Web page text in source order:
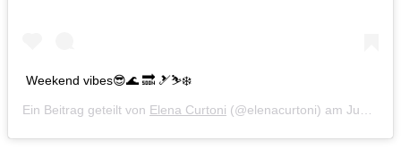
Weekend vibes😎🌊 🔜 🎿⛷❄️
Ein Beitrag geteilt von Elena Curtoni (@elenacurtoni) am Jun 24, 2019 um 4:03 PDT